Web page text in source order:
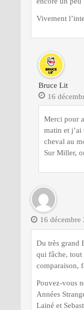
Vivement
Bruce Lit
16
Merci pour
matin et
cheval au
Sur Miller,
16
Du très grand
qui fâche, tout
comparaison,
Pouvez-vous
Années
Lainé et